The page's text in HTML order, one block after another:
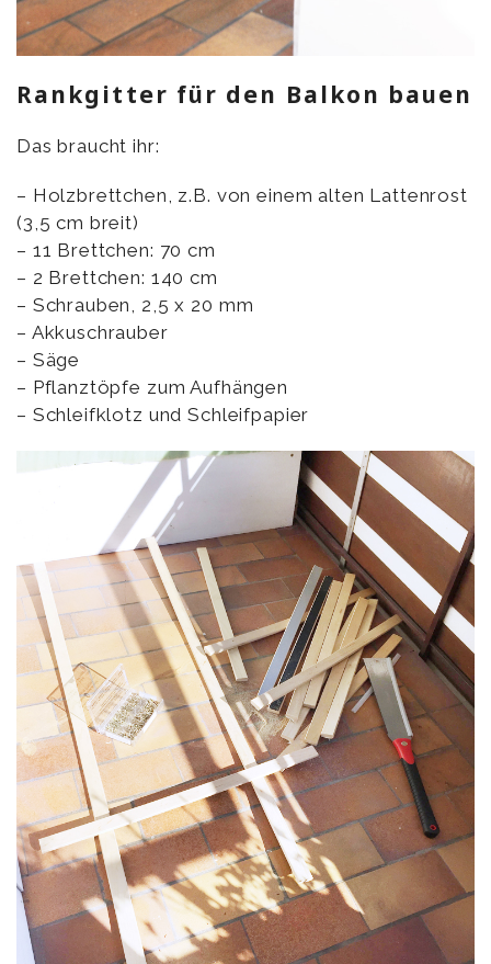
Rankgitter für den Balkon bauen
Das braucht ihr:
– Holzbrettchen, z.B. von einem alten Lattenrost
(3,5 cm breit)
– 11 Brettchen: 70 cm
– 2 Brettchen: 140 cm
– Schrauben, 2,5 x 20 mm
– Akkuschrauber
– Säge
– Pflanztöpfe zum Aufhängen
– Schleifklotz und Schleifpapier